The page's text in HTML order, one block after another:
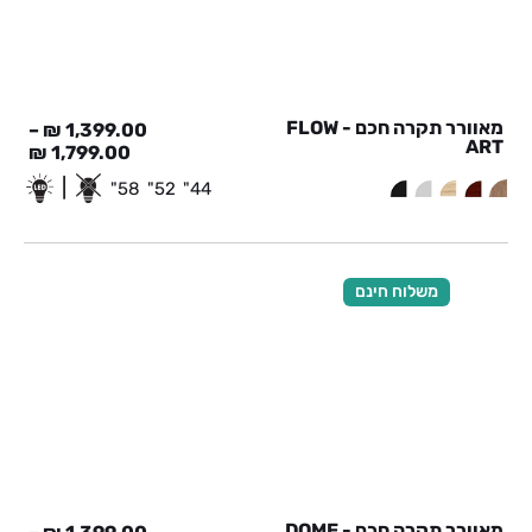
מאוורר תקרה חכם - FLOW
ART
1,399.00
₪
–
1,799.00
₪
44"
52"
58"
משלוח חינם